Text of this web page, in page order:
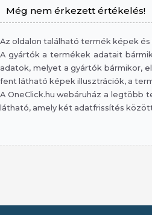
Még nem érkezett értékelés!
Az oldalon található termék képek
A gyártók a termékek adatait
adatok, melyet a gyártók bármikor,
fent látható képek illusztrációk, a
A OneClick.hu webáruház a
látható, amely két adatfrissítés